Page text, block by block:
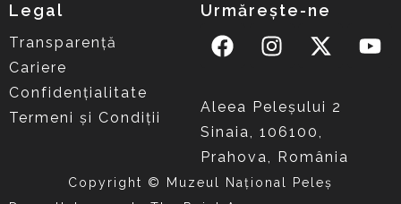
Legal
Transparență
Cariere
Confidențialitate
Termeni și Condiții
Urmărește-ne
Aleea Peleşului 2
Sinaia, 106100,
Prahova, România
Copyright © Muzeul Național Peleș